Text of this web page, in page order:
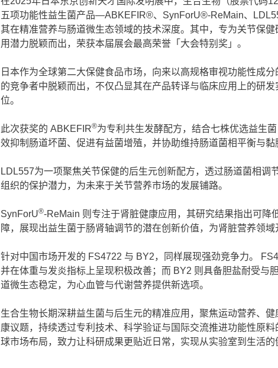
五项功能性益生菌产品—ABKEFIR®、SynForU®-ReMain、
其在精准营养与肠道微生态领域的技术深度。其中，专为关节保
用潜力脱颖而出，荣获本届展会最高荣誉「大会特别奖」。
日本作为全球第二大保健食品市场，向来以高规格审视功能性成
的竞争者中脱颖而出，不仅凸显其在产品转译与临床应用上的研
位。
此次获奖的 ABKEFIR®为专利共生发酵配方，结合七株优选益生
效抑制肠道坏菌、促进有益菌增殖，并协助维持肠道菌相平衡与
LDL557为一项聚焦关节保健的后生元创新配方，透过肠道菌相调
组织的保护潜力，为未来于关节营养市场的发展铺路。
SynForU®-ReMain 则专注于肾脏健康应用，其研究结果指出可
障，展现出益生菌于肠肾轴调节的潜在创新价值，为肾脏营养领域
针对中国市场开发的 FS4722 与 BY2，同样展现强劲竞争力。
并在体重与发炎指标上呈现积极改善；而 BY2 则具备胆盐耐受与
道微生态稳定，为心血管与代谢营养提供新选项。
生合生物长期深耕益生菌与后生元的精准应用，聚焦运动营养、
康议题，持续透过专利技术、科学验证与国际交流推进功能性原
球市场布局，致力让科研成果更贴近日常，实现从实验室到生活的